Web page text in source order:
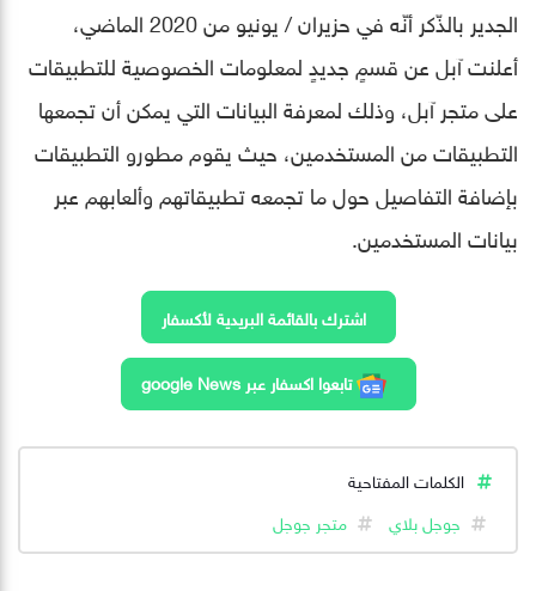
الجدير بالذّكر أنّه في حزيران / يونيو من 2020 الماضي،
أعلنت آبل عن قسمٍ جديدٍ لمعلومات الخصوصية للتطبيقات
على متجر آبل، وذلك لمعرفة البيانات التي يمكن أن تجمعها
التطبيقات من المستخدمين، حيث يقوم مطورو التطبيقات
بإضافة التفاصيل حول ما تجمعه تطبيقاتهم وألعابهم عبر
بيانات المستخدمين.
اشترك بالقائمة البريدية لأكسفار
تابعوا اكسفار عبر google News
الكلمات المفتاحية
جوجل بلاي
متجر جوجل